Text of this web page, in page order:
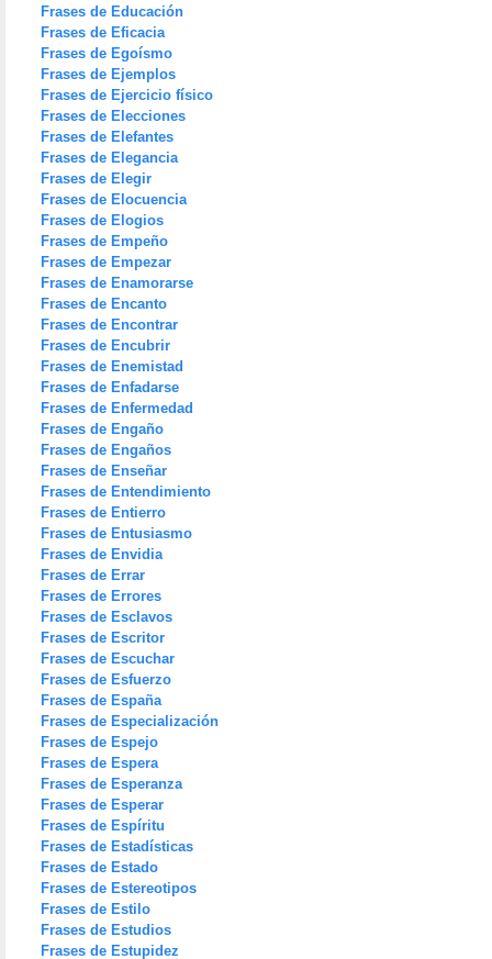
Frases de Educación
Frases de Eficacia
Frases de Egoísmo
Frases de Ejemplos
Frases de Ejercicio físico
Frases de Elecciones
Frases de Elefantes
Frases de Elegancia
Frases de Elegir
Frases de Elocuencia
Frases de Elogios
Frases de Empeño
Frases de Empezar
Frases de Enamorarse
Frases de Encanto
Frases de Encontrar
Frases de Encubrir
Frases de Enemistad
Frases de Enfadarse
Frases de Enfermedad
Frases de Engaño
Frases de Engaños
Frases de Enseñar
Frases de Entendimiento
Frases de Entierro
Frases de Entusiasmo
Frases de Envidia
Frases de Errar
Frases de Errores
Frases de Esclavos
Frases de Escritor
Frases de Escuchar
Frases de Esfuerzo
Frases de España
Frases de Especialización
Frases de Espejo
Frases de Espera
Frases de Esperanza
Frases de Esperar
Frases de Espíritu
Frases de Estadísticas
Frases de Estado
Frases de Estereotipos
Frases de Estilo
Frases de Estudios
Frases de Estupidez